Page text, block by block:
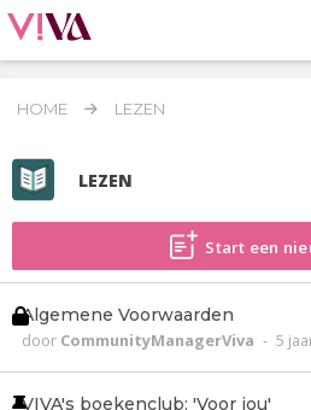
HOME LEZEN
LEZEN
Start een
Algemene Voorwaarden
door CommunityManagerViva - 5
VIVA's boekenclub: 'Voor jou'